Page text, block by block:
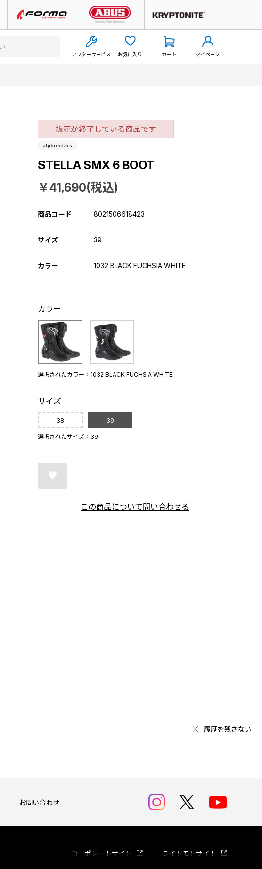
アフターサービス お気に入り カート マイページ
STELLA SMX 6 BOOT
￥41,690(税込)
商品コード 8021506618423
サイズ 39
カラー 1032 BLACK FUCHSIA WHITE
カラー
選択されたカラー：1032 BLACK FUCHSIA WHITE
サイズ
38 39
選択されたサイズ：39
販売が終了している商品です
この商品について問い合わせる
履歴を残さない
お問い合わせ
コーポレートサイト
ライドモトサイト